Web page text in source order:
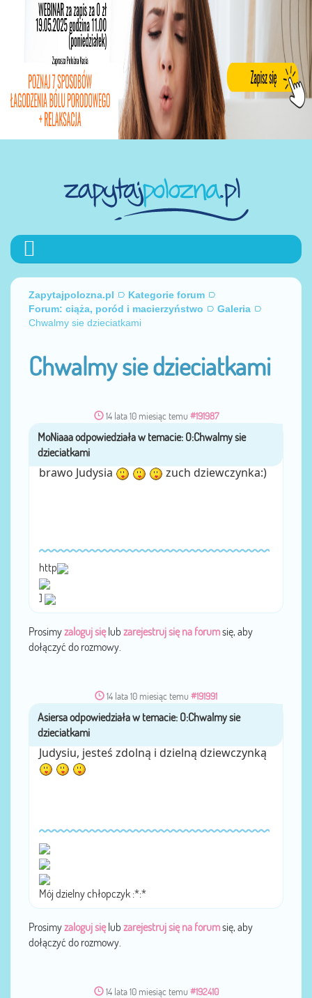
Zapytajpolozna.pl
Kategorie forum
Forum: ciąża, poród i macierzyństwo
Galeria
Chwalmy sie dzieciatkami
Chwalmy sie dzieciatkami
14 lata 10 miesiąc temu #191987
przezMoNiaaa
brawo Judysia zuch dziewczynka:)
http
]
Prosimyzaloguj sięlub zarejestruj się na forumsię, aby
dołączyć do rozmowy.
14 lata 10 miesiąc temu #191991
przezAsiersa
Judysiu, jesteś zdolną i dzielną dziewczynką
Mój dzielny chłopczyk :*:*
Prosimyzaloguj sięlub zarejestruj się na forumsię, aby
dołączyć do rozmowy.
14 lata 10 miesiąc temu #192410